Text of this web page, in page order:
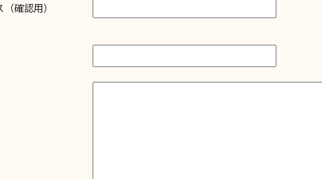
（確認用）